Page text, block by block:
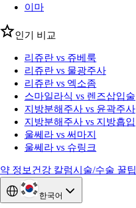
이마
인기 비교
리쥬란 vs 쥬베룩
리쥬란 vs 물광주사
리쥬란 vs 엑소좀
스마일라식 vs 렌즈삽입술
지방분해주사 vs 윤곽주사
지방분해주사 vs 지방흡입
울쎄라 vs 써마지
울쎄라 vs 슈링크
약 정보 건강 칼럼시술/수술 꿀팁
한국어